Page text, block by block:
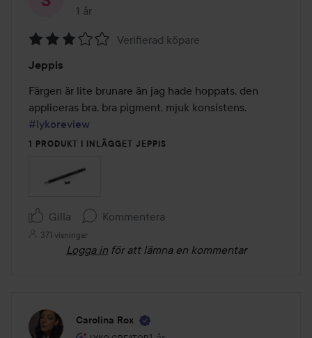
1 år
Inlägget skapades 1 år
3
av
5
Verifierad köpare
Jeppis
Färgen är lite brunare än jag hade hoppats, den
#lykoreview
1 PRODUKT I INLÄGGET JEPPIS
Gilla Kommentera
371 visningar
Logga in för att lämna en kommentar
Carolina Rox